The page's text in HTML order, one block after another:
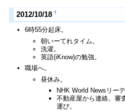
2012/10/18 †
6時55分起床。
朝いーてれタイム。
洗濯。
英語(iKnow)の勉強。
職場へ。
昼休み。
NHK World Newsリーデ
不動産屋から連絡。審
運び。